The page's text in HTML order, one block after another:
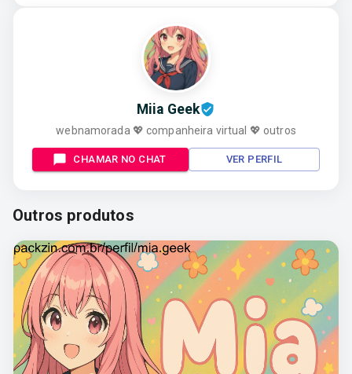
Miia Geek
webnamorada 💖 companheira virtual 💖 outros
CHAMAR NO CHAT VER PERFIL
Outros produtos